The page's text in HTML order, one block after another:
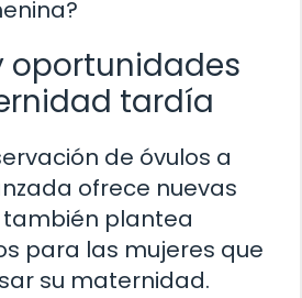
oportunidades
tardía
de óvulos a
ofrece nuevas
también plantea
para las mujeres que
su maternidad.